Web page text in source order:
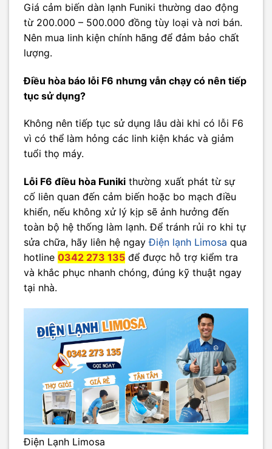
Giá cảm biến dàn lạnh Funiki thường dao động
từ 200.000 – 500.000 đồng tùy loại và nơi bán.
Nên mua linh kiện chính hãng để đảm bảo chất
lượng.
Điều hòa báo lỗi F6 nhưng vẫn chạy có nên tiếp
tục sử dụng?
Không nên tiếp tục sử dụng lâu dài khi có lỗi F6
vì có thể làm hỏng các linh kiện khác và giảm
tuổi thọ máy.
Lỗi F6 điều hòa Funiki thường xuất phát từ sự
cố liên quan đến cảm biến hoặc bo mạch điều
khiển, nếu không xử lý kịp sẽ ảnh hưởng đến
toàn bộ hệ thống làm lạnh. Để tránh rủi ro khi tự
sửa chữa, hãy liên hệ ngayĐiện lạnh Limosa qua
hotline 0342 273 135 để được hỗ trợ kiểm tra
và khắc phục nhanh chóng, đúng kỹ thuật ngay
tại nhà.
Điện Lạnh Limosa